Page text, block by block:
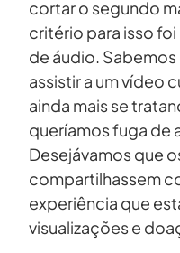
cortar o segundo
critério para isso
de áudio.
assistir a um vídeo
ainda mais se
queríamos fuga de
Desejávamos que
compartilhassem
experiência que
visualizações e